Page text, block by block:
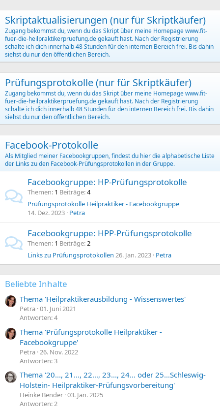
Skriptaktualisierungen (nur für Skriptkäufer)
Zugang bekommst du, wenn du das Skript über meine Homepage www.fit-
fuer-die-heilpraktikerpruefung.de gekauft hast. Nach der Registrierung
schalte ich dich innerhalb 48 Stunden für den internen Bereich frei. Bis dahin
siehst du nur den öffentlichen Bereich.
Prüfungsprotokolle (nur für Skriptkäufer)
Zugang bekommst du, wenn du das Skript über meine Homepage www.fit-
fuer-die-heilpraktikerpruefung.de gekauft hast. Nach der Registrierung
schalte ich dich innerhalb 48 Stunden für den internen Bereich frei. Bis dahin
siehst du nur den öffentlichen Bereich.
Facebook-Protokolle
Als Mitglied meiner Facebookgruppen, findest du hier die alphabetische Liste
der Links zu den Facebook-Prüfungsprotokollen in der Gruppe.
Facebookgruppe: HP-Prüfungsprotokolle
Themen 1 Beiträge 4
Prüfungsprotokolle Heilpraktiker - Facebookgruppe
14. Dez. 2023 Petra
Facebookgruppe: HPP-Prüfungsprotokolle
Themen 1 Beiträge 2
Links zu Prüfungsprotokollen 26. Jan. 2023 Petra
Beliebte Inhalte
Thema 'Heilpraktikerausbildung - Wissenswertes'
Petra 01. Juni 2021
Antworten: 4
Thema 'Prüfungsprotokolle Heilpraktiker -
Facebookgruppe'
Petra 26. Nov. 2022
Antworten: 3
Thema '20..., 21..., 22..., 23..., 24... oder 25...Schleswig-
Holstein- Heilpraktiker-Prüfungsvorbereitung'
Heinke Bender 03. Jan. 2025
Antworten: 2